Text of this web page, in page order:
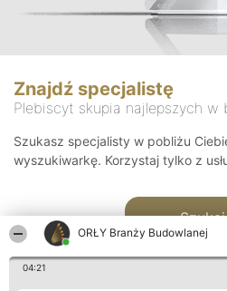
ORŁY Branży Budowlanej
04:21
Znajdź specjalistę
Plebiscyt skupia najlepszych w
Szukasz specjalisty w pobliżu
wyszukiwarkę. Korzystaj tylko z
Szukaj